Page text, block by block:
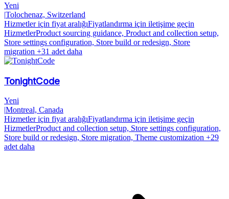
Yeni
|Tolochenaz, Switzerland
Hizmetler için fiyat aralığıFiyatlandırma için iletişime geçin
HizmetlerProduct sourcing guidance, Product and collection setup,
Store settings configuration, Store build or redesign, Store
migration +31 adet daha
TonightCode
Yeni
|Montreal, Canada
Hizmetler için fiyat aralığıFiyatlandırma için iletişime geçin
HizmetlerProduct and collection setup, Store settings configuration,
Store build or redesign, Store migration, Theme customization +29
adet daha